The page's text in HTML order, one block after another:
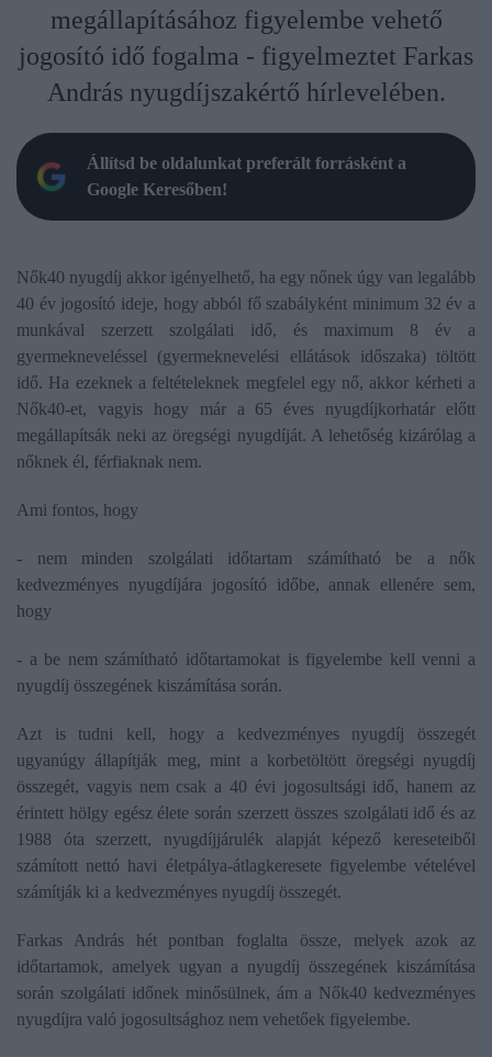
megállapításához figyelembe vehető
jogosító idő fogalma - figyelmeztet Farkas
András nyugdíjszakértő hírlevelében.
Állítsd be oldalunkat preferált forrásként a
Google Keresőben!
Nők40 nyugdíj akkor igényelhető, ha egy nőnek úgy van legalább
40 év jogosító ideje, hogy abból fő szabályként minimum 32 év a
munkával szerzett szolgálati idő, és maximum 8 év a
gyermekneveléssel (gyermeknevelési ellátások időszaka) töltött
idő. Ha ezeknek a feltételeknek megfelel egy nő, akkor kérheti a
Nők40-et, vagyis hogy már a 65 éves nyugdíjkorhatár előtt
megállapítsák neki az öregségi nyugdíját. A lehetőség kizárólag a
nőknek él, férfiaknak nem.
Ami fontos, hogy
- nem minden szolgálati időtartam számítható be a nők
kedvezményes nyugdíjára jogosító időbe, annak ellenére sem,
hogy
- a be nem számítható időtartamokat is figyelembe kell venni a
nyugdíj összegének kiszámítása során.
Azt is tudni kell, hogy a kedvezményes nyugdíj összegét
ugyanúgy állapítják meg, mint a korbetöltött öregségi nyugdíj
összegét, vagyis nem csak a 40 évi jogosultsági idő, hanem az
érintett hölgy egész élete során szerzett összes szolgálati idő és az
1988 óta szerzett, nyugdíjjárulék alapját képező kereseteiből
számított nettó havi életpálya-átlagkeresete figyelembe vételével
számítják ki a kedvezményes nyugdíj összegét.
Farkas András hét pontban foglalta össze, melyek azok az
időtartamok, amelyek ugyan a nyugdíj összegének kiszámítása
során szolgálati időnek minősülnek, ám a Nők40 kedvezményes
nyugdíjra való jogosultsághoz nem vehetőek figyelembe.